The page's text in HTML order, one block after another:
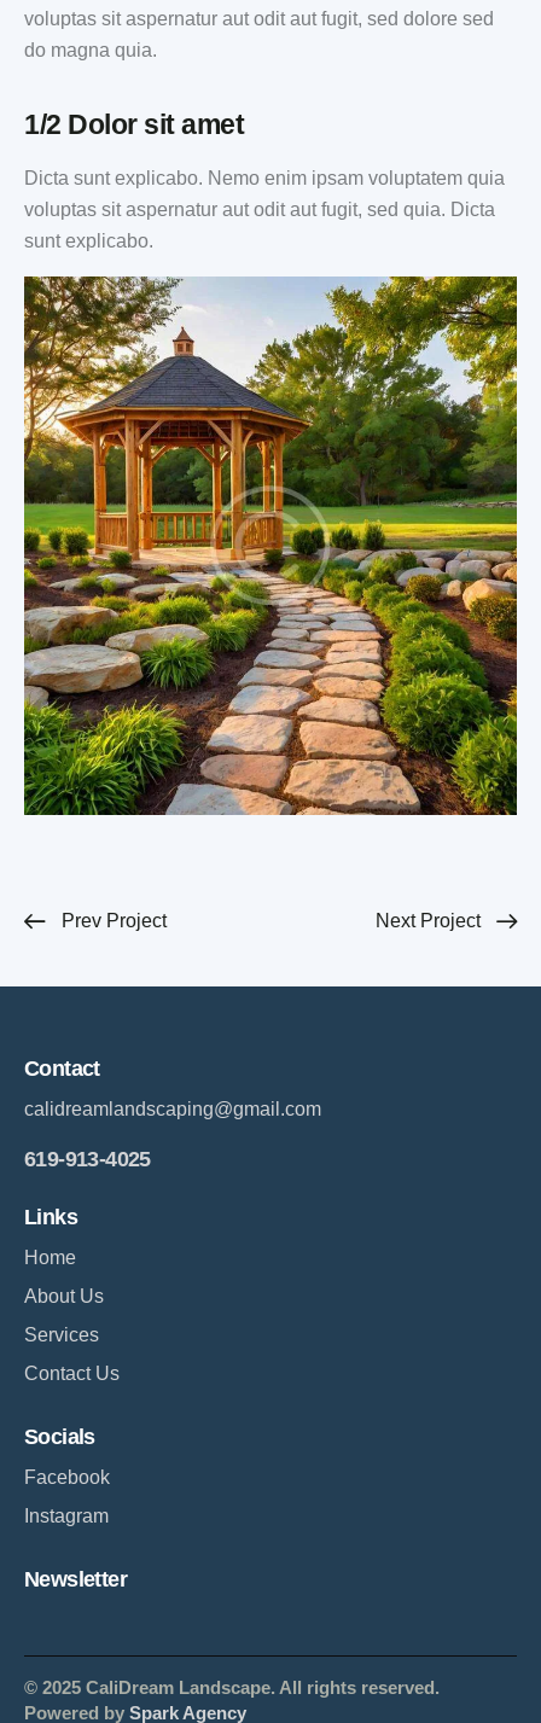
voluptas sit aspernatur aut odit aut fugit, sed dolore sed
do magna quia.
1/2 Dolor sit amet
Dicta sunt explicabo. Nemo enim ipsam voluptatem quia
voluptas sit aspernatur aut odit aut fugit, sed quia. Dicta
sunt explicabo.
Prev Project Next Project
Contact
calidreamlandscaping@gmail.com
619-913-4025
Links
Home
About Us
Services
Contact Us
Socials
Facebook
Instagram
Newsletter
© 2025 CaliDream Landscape. All rights reserved.
Powered by Spark Agency